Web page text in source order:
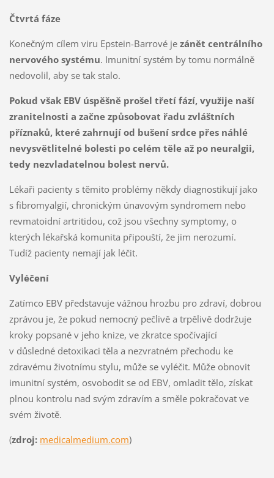
Čtvrtá fáze
Konečným cílem viru Epstein-Barrové je zánět centrálního
nervového systému. Imunitní systém by tomu normálně
nedovolil, aby se tak stalo.
Pokud však EBV úspěšně prošel třetí fází, využije naší
zranitelnosti a začne způsobovat řadu zvláštních
příznaků, které zahrnují od bušení srdce přes náhlé
nevysvětlitelné bolesti po celém těle až po neuralgii,
tedy nezvladatelnou bolest nervů.
Lékaři pacienty s těmito problémy někdy diagnostikují jako
s fibromyalgií, chronickým únavovým syndromem nebo
revmatoidní artritidou, což jsou všechny symptomy, o
kterých lékařská komunita připouští, že jim nerozumí.
Tudíž pacienty nemají jak léčit.
Vyléčení
Zatímco EBV představuje vážnou hrozbu pro zdraví, dobrou
zprávou je, že pokud nemocný pečlivě a trpělivě dodržuje
kroky popsané v jeho knize, ve zkratce spočívající
v důsledné detoxikaci těla a nezvratném přechodu ke
zdravému životnímu stylu, může se vyléčit. Může obnovit
imunitní systém, osvobodit se od EBV, omladit tělo, získat
plnou kontrolu nad svým zdravím a směle pokračovat ve
svém životě.
(zdroj: medicalmedium.com)